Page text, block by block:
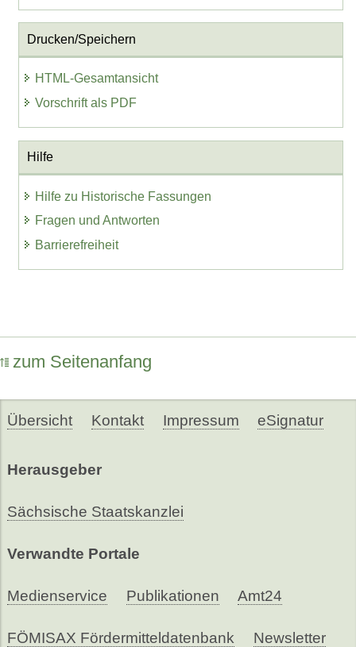
Drucken/Speichern
HTML-Gesamtansicht
Vorschrift als PDF
Hilfe
Hilfe zu Historische Fassungen
Fragen und Antworten
Barrierefreiheit
zum Seitenanfang
Übersicht Kontakt Impressum eSignatur
Herausgeber
Sächsische Staatskanzlei
Verwandte Portale
Medienservice Publikationen Amt24
FÖMISAX Fördermitteldatenbank Newsletter